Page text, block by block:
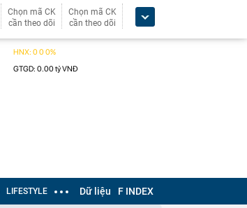
Chọn mã CK
cần theo dõi
Chọn mã CK
cần theo dõi
LIFESTYLE Dữ liệu F INDEX